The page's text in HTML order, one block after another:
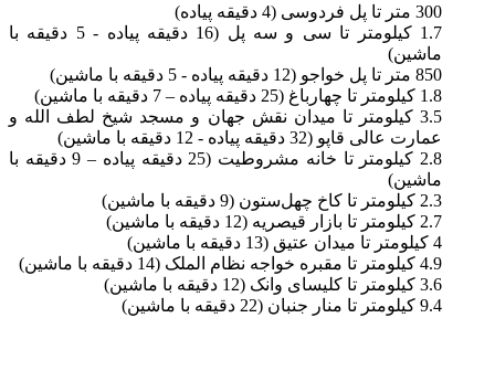
300 متر تا پل فردوسی (4 دقیقه پیاده)
1.7 کیلومتر تا سی و سه پل (16 دقیقه پیاده - 5 دقیقه با
ماشین)
850 متر تا پل خواجو (12 دقیقه پیاده - 5 دقیقه با ماشین)
1.8 کیلومتر تا چهارباغ (25 دقیقه پیاده – 7 دقیقه با ماشین)
3.5 کیلومتر تا میدان نقش جهان و مسجد شیخ لطف الله و
عمارت عالی قاپو (32 دقیقه پیاده - 12 دقیقه با ماشین)
2.8 کیلومتر تا خانه مشروطیت (25 دقیقه پیاده – 9 دقیقه با
ماشین)
2.3 کیلومتر تا کاخ چهل‌ستون (9 دقیقه با ماشین)
2.7 کیلومتر تا بازار قیصریه (12 دقیقه با ماشین)
4 کیلومتر تا میدان عتیق (13 دقیقه با ماشین)
4.9 کیلومتر تا مقبره خواجه نظام الملک (14 دقیقه با ماشین)
3.6 کیلومتر تا کلیسای وانک (12 دقیقه با ماشین)
9.4 کیلومتر تا منار جنبان (22 دقیقه با ماشین)